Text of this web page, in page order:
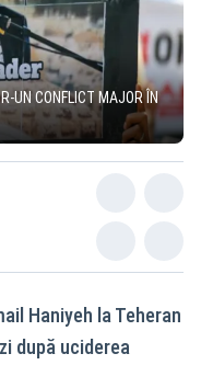
UN CONFLICT MAJOR ÎN
Haniyeh la Teheran
după uciderea